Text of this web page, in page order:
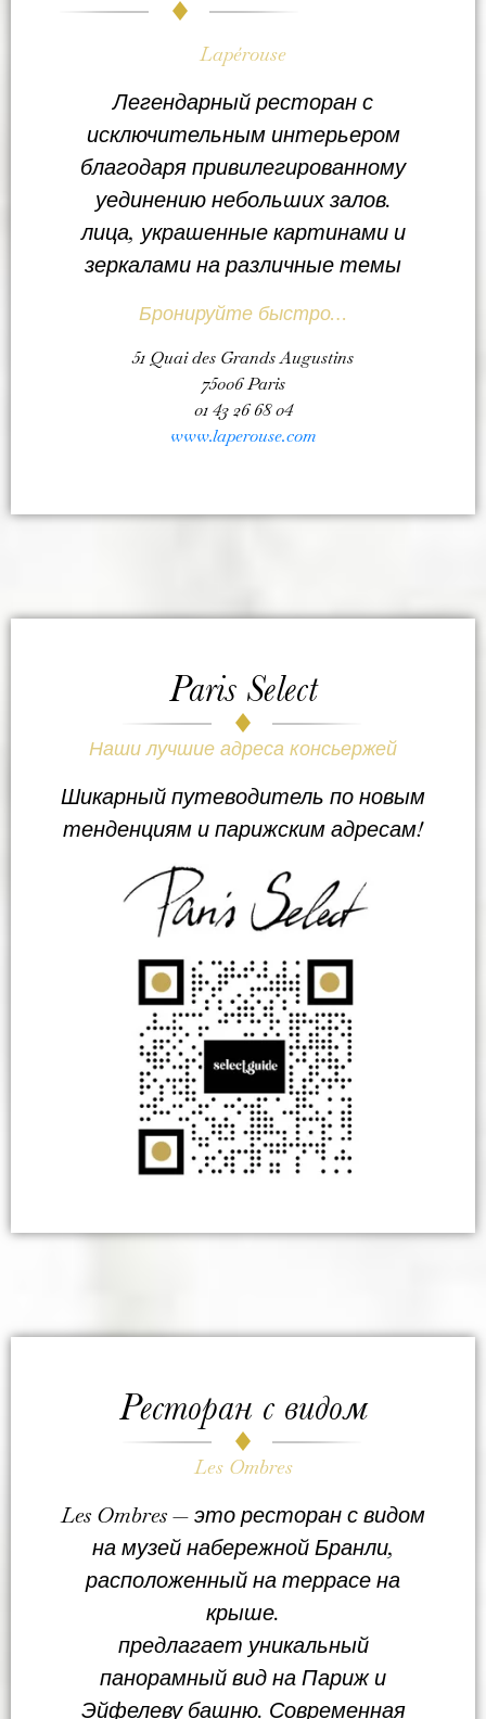
Lapérouse
Легендарный ресторан с
исключительным интерьером
благодаря привилегированному
уединению небольших залов.
лица, украшенные картинами и
зеркалами на различные темы
Бронируйте быстро…
51 Quai des Grands Augustins
75006 Paris
01 43 26 68 04
www.laperouse.com
Paris Select
Наши лучшие адреса консьержей
Шикарный путеводитель по новым
тенденциям и парижским адресам!
Ресторан с видом
Les Ombres
Les Ombres — это ресторан с видом
на музей набережной Бранли,
расположенный на террасе на
крыше.
предлагает уникальный
панорамный вид на Париж и
Эйфелеву башню. Современная